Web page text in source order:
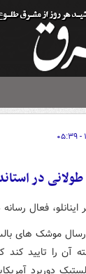
طولانی در
اینانلو، فعال
موشک های
آن را تایید کند
دوربرد